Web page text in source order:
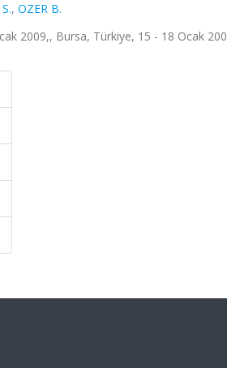
, OZER B.
2009,, Bursa, Türkiye, 15 - 18 Ocak